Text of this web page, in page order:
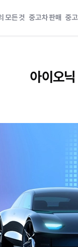
모든 것 중고차 판매 중
아이오